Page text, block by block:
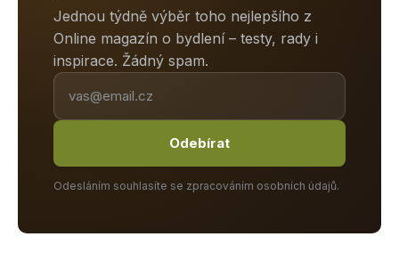
Jednou týdně výběr toho nejlepšího z
Online magazín o bydlení – testy, rady i
inspirace. Žádný spam.
Odebírat
Odesláním souhlasíte se zpracováním osobních údajů.